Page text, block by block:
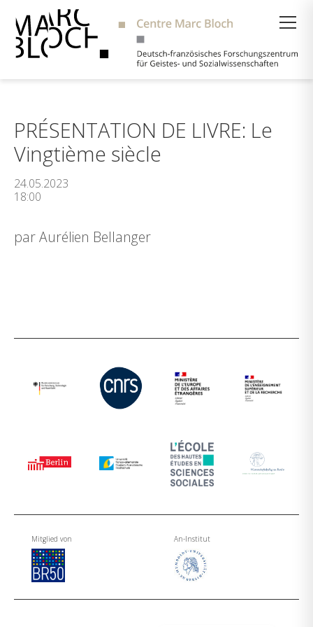
PRÉSENTATION DE LIVRE: Le
Vingtième siècle
24.05.2023
18:00
par Aurélien Bellanger
Mitglied von An-Institut